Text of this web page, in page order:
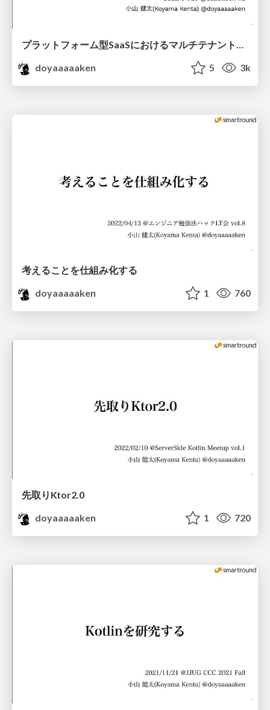
プラットフォーム型SaaSにおけるマルチテナント設計
doyaaaaaken
5 3k
考えることを仕組み化する
doyaaaaaken
1 760
先取りKtor2.0
doyaaaaaken
1 720